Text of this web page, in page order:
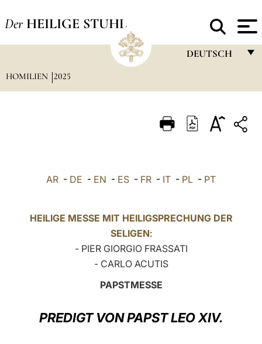
Der HEILIGE STUHL
DEUTSCH
ITALIANO
POLSKI
HOMILIEN 2025
AR - DE - EN - ES - FR - IT - PL - PT
HEILIGE MESSE MIT HEILIGSPRECHUNG DER
SELIGEN:
- PIER GIORGIO FRASSATI
- CARLO ACUTIS
PAPSTMESSE
PREDIGT VON PAPST LEO XIV.